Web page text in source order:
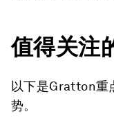
值得关注
以下是Gratton重
势。